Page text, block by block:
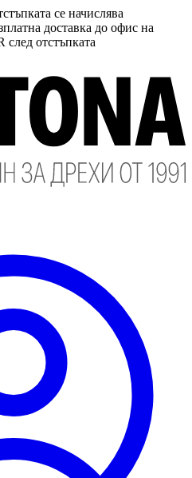
се начислява
доставка до офис на
отстъпката